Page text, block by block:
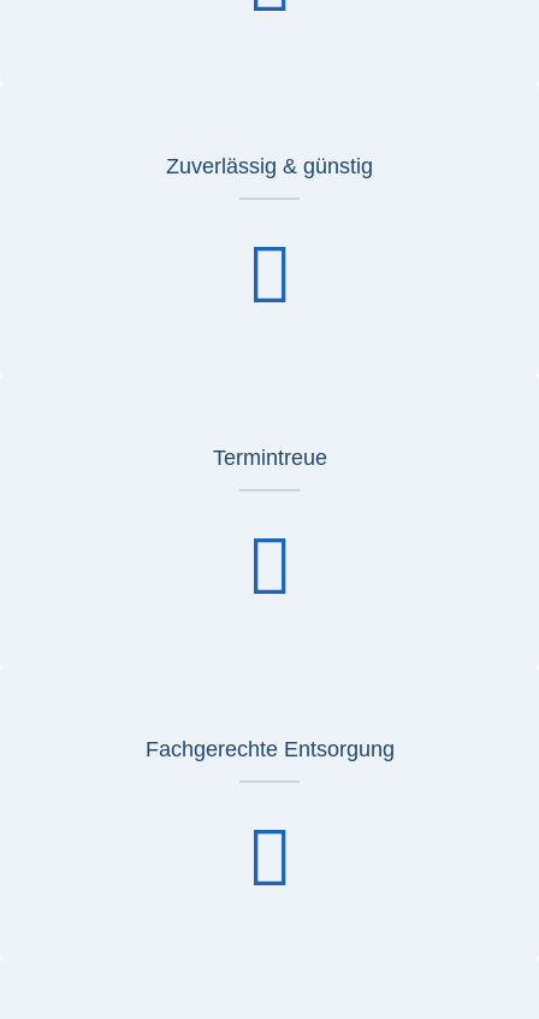
Zuverlässig & günstig
Termintreue
Fachgerechte Entsorgung